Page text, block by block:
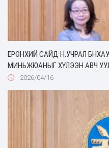
ЕРӨНХИЙ САЙД Н.УЧРАЛ
МИНЬЖЮАНЫГ ХҮЛЭЭН АВЧ
2026/04/16